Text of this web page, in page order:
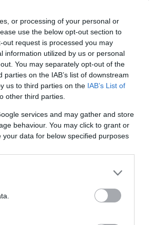
or processing of your personal or
use the below opt-out section to
request is processed you may
information utilized by us or personal
You may separately opt-out of the
on the IAB’s list of downstream
us to third parties on the IAB’s List of
other third parties.
services and may gather and store
behaviour. You may click to grant or
data for below specified purposes